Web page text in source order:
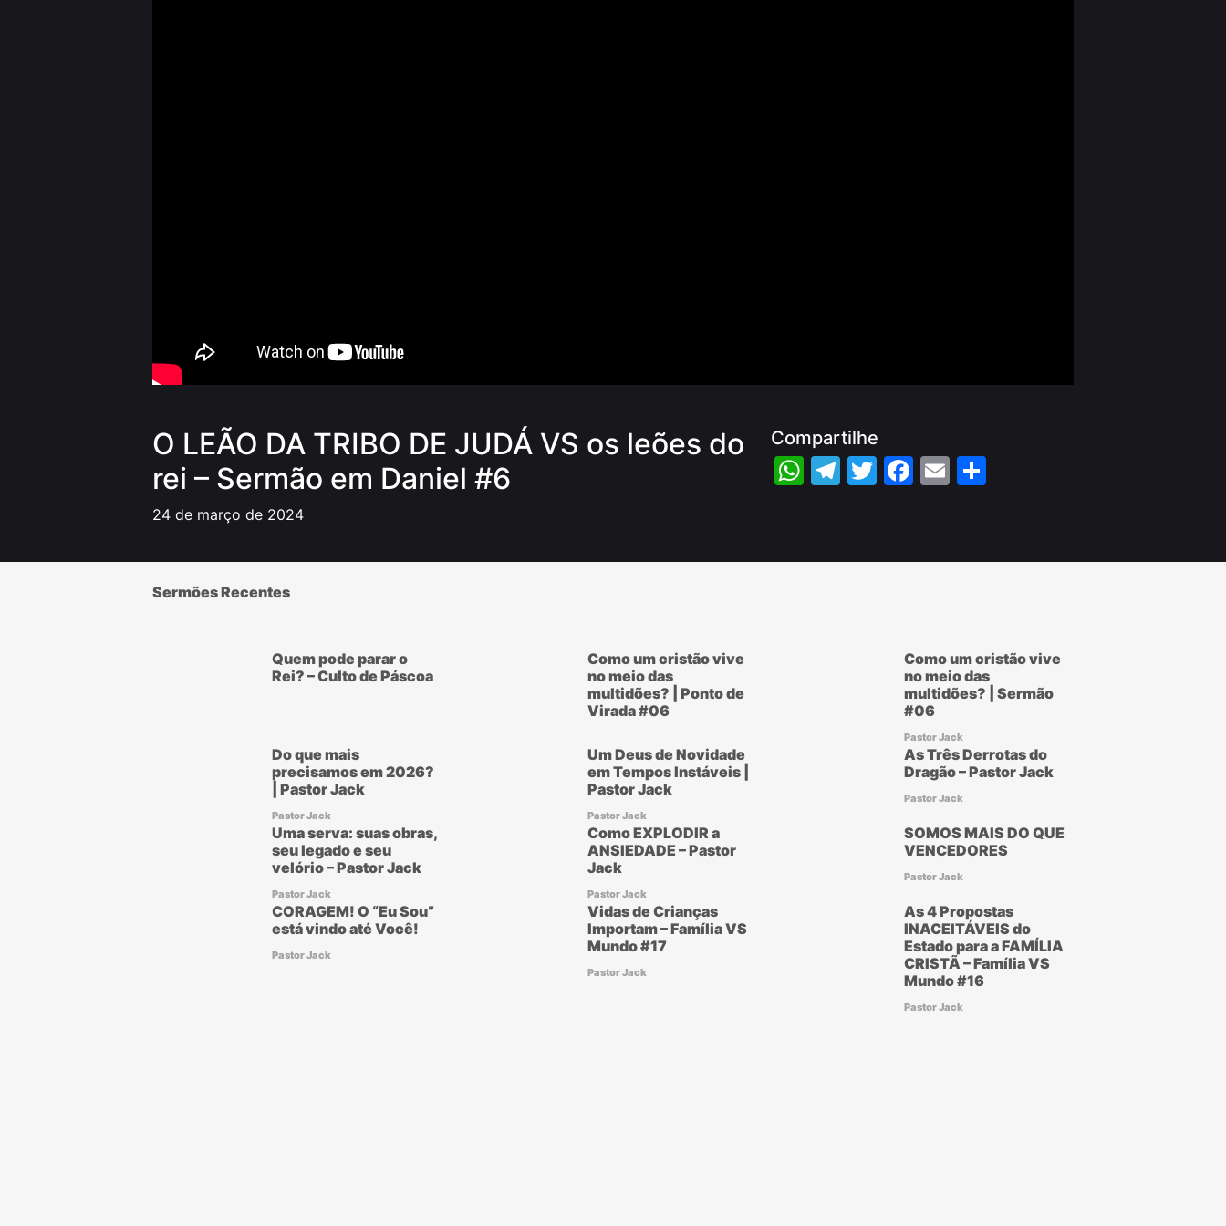
O LEÃO DA TRIBO DE JUDÁ VS os leões do
rei – Sermão em Daniel #6
24 de março de 2024
Compartilhe
WhatsApp
Telegram
Twitter
Facebook
Email
Sermões Recentes
Quem pode parar o
Rei? – Culto de Páscoa
Como um cristão vive
no meio das
multidões? | Ponto de
Virada #06
Como um cristão vive
no meio das
multidões? | Sermão
#06
Pastor Jack
Do que mais
precisamos em 2026?
| Pastor Jack
Pastor Jack
Um Deus de Novidade
em Tempos Instáveis |
Pastor Jack
Pastor Jack
As Três Derrotas do
Dragão – Pastor Jack
Pastor Jack
Uma serva: suas obras,
seu legado e seu
velório – Pastor Jack
Pastor Jack
Como EXPLODIR a
ANSIEDADE – Pastor
Jack
Pastor Jack
SOMOS MAIS DO QUE
VENCEDORES
Pastor Jack
CORAGEM! O “Eu Sou”
está vindo até Você!
Pastor Jack
Vidas de Crianças
Importam – Família VS
Mundo #17
Pastor Jack
As 4 Propostas
INACEITÁVEIS do
Estado para a FAMÍLIA
CRISTÃ – Família VS
Mundo #16
Pastor Jack